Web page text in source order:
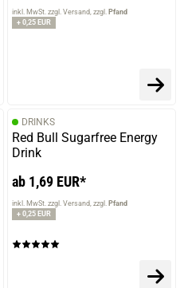
inkl. MwSt. zzgl. Versand zzgl.
Pfand
+ 0,25 EUR
DRINKS
Red Bull Sugarfree Energy
Drink
ab 1,69 EUR*
inkl. MwSt. zzgl. Versand zzgl.
Pfand
+ 0,25 EUR